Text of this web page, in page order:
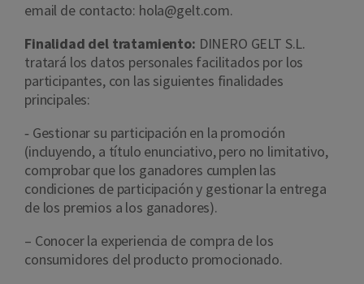
email de contacto: hola@gelt.com.
Finalidad del tratamiento: DINERO GELT S.L.
tratará los datos personales facilitados por los
participantes, con las siguientes finalidades
principales:
‐ Gestionar su participación en la promoción
(incluyendo, a título enunciativo, pero no limitativo,
comprobar que los ganadores cumplen las
condiciones de participación y gestionar la entrega
de los premios a los ganadores).
– Conocer la experiencia de compra de los
consumidores del producto promocionado.